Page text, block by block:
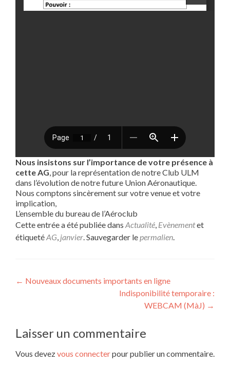
Nous insistons sur l’importance de votre présence à
cette AG, pour la représentation de notre Club ULM
dans l’évolution de notre future Union Aéronautique.
Nous comptons sincèrement sur votre venue et votre
implication,
L’ensemble du bureau de l’Aéroclub
Cette entrée a été publiée dans Actualité, Evènementet
étiquetéAG, janvier. Sauvegarder lepermalien.
Navigation
← Nouveaux documents importants en ligne
Indisponibilité temporaire :
WEBCAM (MàJ) →
Laisser un commentaire
Vous devezvous connecterpour publier un commentaire.